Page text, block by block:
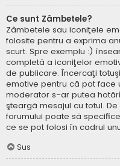
Ce sunt Zâmbetele?
Zâmbetele sau iconiţele
folosite pentru a exprima
scurt. Spre exemplu :)
completă a iconiţelor
de publicare. Încercaţi
emotive pentru că pot face
moderator s-ar putea
şteargă mesajul cu totul.
forumului poate să
ce se pot folosi în cadrul
Sus